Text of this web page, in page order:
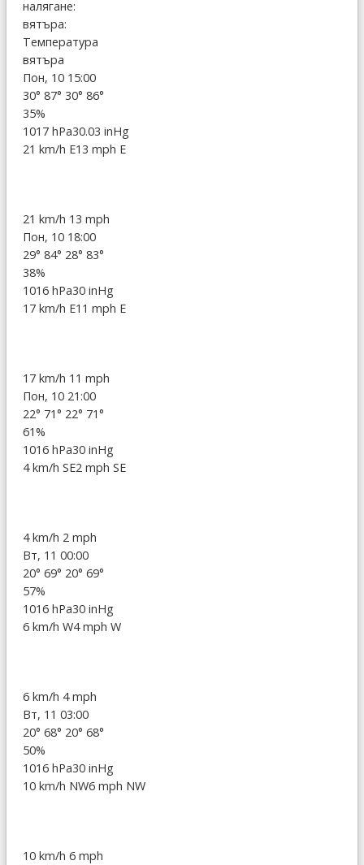
налягане:
вятъра:
Температура
вятъра
Пон, 10 15:00
30° 87° 30° 86°
35%
1017 hPa30.03 inHg
21 km/h E13 mph E
21 km/h 13 mph
Пон, 10 18:00
29° 84° 28° 83°
38%
1016 hPa30 inHg
17 km/h E11 mph E
17 km/h 11 mph
Пон, 10 21:00
22° 71° 22° 71°
61%
1016 hPa30 inHg
4 km/h SE2 mph SE
4 km/h 2 mph
Вт, 11 00:00
20° 69° 20° 69°
57%
1016 hPa30 inHg
6 km/h W4 mph W
6 km/h 4 mph
Вт, 11 03:00
20° 68° 20° 68°
50%
1016 hPa30 inHg
10 km/h NW6 mph NW
10 km/h 6 mph